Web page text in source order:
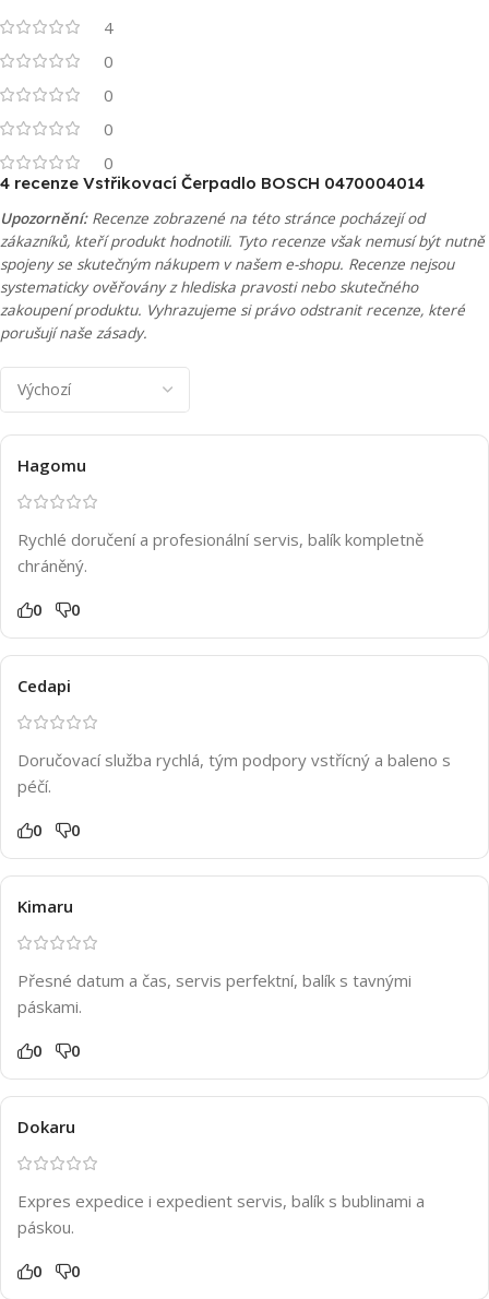
4
0
0
0
0
4 recenze Vstřikovací Čerpadlo BOSCH 0470004014
Upozornění:Recenze zobrazené na této stránce pocházejí od
zákazníků, kteří produkt hodnotili. Tyto recenze však nemusí být nutně
spojeny se skutečným nákupem v našem e-shopu. Recenze nejsou
systematicky ověřovány z hlediska pravosti nebo skutečného
zakoupení produktu. Vyhrazujeme si právo odstranit recenze, které
porušují naše zásady.
Hagomu
Rychlé doručení a profesionální servis, balík kompletně
chráněný.
0 0
Cedapi
Doručovací služba rychlá, tým podpory vstřícný a baleno s
péčí.
0 0
Kimaru
Přesné datum a čas, servis perfektní, balík s tavnými
páskami.
0 0
Dokaru
Expres expedice i expedient servis, balík s bublinami a
páskou.
0 0